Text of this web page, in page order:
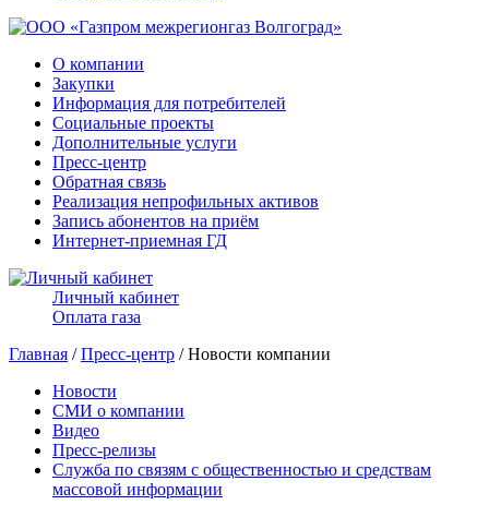
О компании
Закупки
Информация для потребителей
Социальные проекты
Дополнительные услуги
Пресс-центр
Обратная связь
Реализация непрофильных активов
Запись абонентов на приём
Интернет-приемная ГД
Личный кабинет
Оплата газа
Главная /Пресс-центр / Новости компании
Новости
СМИ о компании
Видео
Пресс-релизы
Служба по связям с общественностью и средствам
массовой информации